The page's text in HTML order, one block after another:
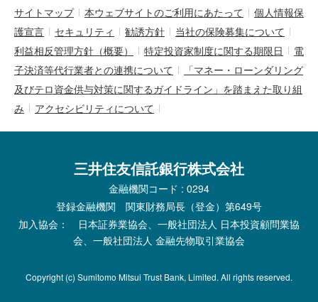
サイトマップ 本ウェブサイトのご利用にあたって
個人情報保
護宣言
セキュリティ 勧誘方針
当社の保険募集について
利益相反管理方針（概要）
特定投資家制度に関する期限日
電
子決済等代行業者との連携について
「マネー・ローンダリング
及びテロ資金供与対策に関するガイドライン」を踏まえた取り組
み
アクセシビリティについて
三井住友信託銀行株式会社
金融機関コード : 0294
登録金融機関 関東財務局長（登金）第649号
加入協会： 日本証券業協会、一般社団法人 日本投資顧問業協
会、一般社団法人 金融先物取引業協会
Copyright (c) Sumitomo Mitsui Trust Bank, Limited. All rights reserved.